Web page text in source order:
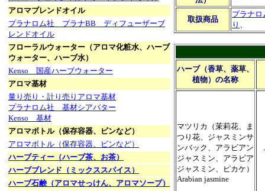
取扱商品
プラナロ
り 、
ハーブ（香草、薬草、
植物）の名称
マツリカ（茉莉花、ま
つり花、ジャスミンサ
ンバック、アラビアン
ジャスミン、アラビア
ジャスミン、ピカケ）
Arabian jasmine
アロマブレンドオイル
プラナロム社 プラナBB ディフューザーブ
レンドオイル
フローラルウォーター（アロマ化粧水、ハーブ
ウォーター、ハーブ水）
Kenso 国産ハーブウォーター
アロマ基材
量り売り・計り売りアロマ基材
プラナロム社 基材シアバター
Kenso 基材
アロマボトル（保存容器、ビンなど）
アロマボトル（保存容器、ビンなど）
ハーブティー（ハーブ茶、お茶）
ハーブブレンド（ミックススパイス）
ハーブ石鹸（アロマせっけん、アロマソープ）